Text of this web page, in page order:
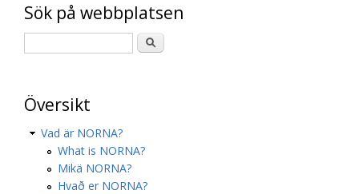
Sök på webbplatsen
Översikt
Vad är NORNA?
What is NORNA?
Mikä NORNA?
Hvað er NORNA?